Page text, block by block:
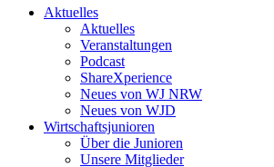
Aktuelles
Aktuelles
Veranstaltungen
Podcast
ShareXperience
Neues von WJ NRW
Neues von WJD
Wirtschaftsjunioren
Über die Junioren
Unsere Mitglieder